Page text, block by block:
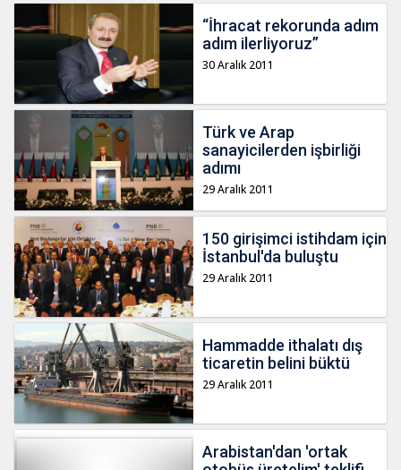
“İhracat rekorunda adım
adım ilerliyoruz”
30 Aralık 2011
Türk ve Arap
sanayicilerden işbirliği
adımı
29 Aralık 2011
150 girişimci istihdam için
İstanbul'da buluştu
29 Aralık 2011
Hammadde ithalatı dış
ticaretin belini büktü
29 Aralık 2011
Arabistan'dan 'ortak